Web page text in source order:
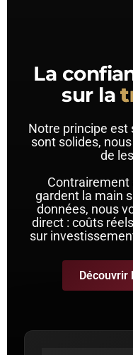
La
sur la
Notre principe est
sont solides,
de
Contrairement
gardent la main
données, nous
direct : coûts
sur
Découvrir